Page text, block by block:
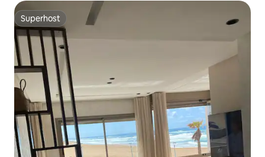
Superhost
Superhost